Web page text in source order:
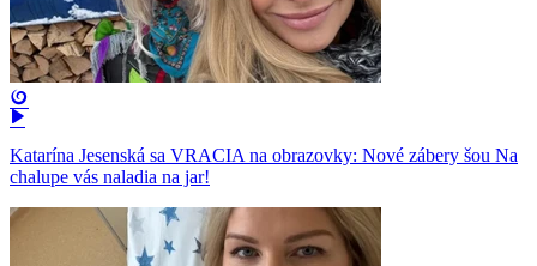
Katarína Jesenská sa VRACIA na obrazovky: Nové zábery šou Na
chalupe vás naladia na jar!